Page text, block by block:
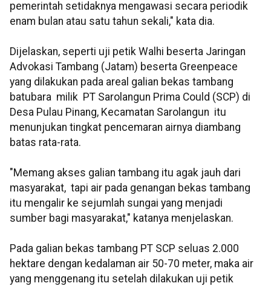
pemerintah setidaknya mengawasi secara periodik
enam bulan atau satu tahun sekali," kata dia.
Dijelaskan, seperti uji petik Walhi beserta Jaringan
Advokasi Tambang (Jatam) beserta Greenpeace
yang dilakukan pada areal galian bekas tambang
batubara milik PT Sarolangun Prima Could (SCP) di
Desa Pulau Pinang, Kecamatan Sarolangun itu
menunjukan tingkat pencemaran airnya diambang
batas rata-rata.
"Memang akses galian tambang itu agak jauh dari
masyarakat, tapi air pada genangan bekas tambang
itu mengalir ke sejumlah sungai yang menjadi
sumber bagi masyarakat," katanya menjelaskan.
Pada galian bekas tambang PT SCP seluas 2.000
hektare dengan kedalaman air 50-70 meter, maka air
yang menggenang itu setelah dilakukan uji petik